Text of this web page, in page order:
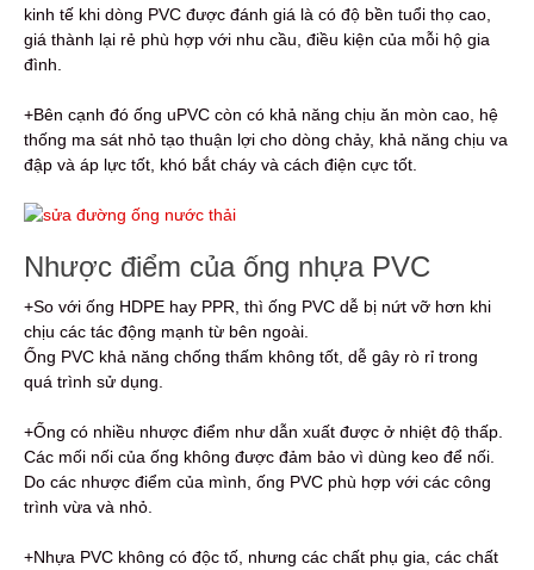
kinh tế khi dòng PVC được đánh giá là có độ bền tuổi thọ cao,
giá thành lại rẻ phù hợp với nhu cầu, điều kiện của mỗi hộ gia
đình.
+Bên cạnh đó ống uPVC còn có khả năng chịu ăn mòn cao, hệ
thống ma sát nhỏ tạo thuận lợi cho dòng chảy, khả năng chịu va
đập và áp lực tốt, khó bắt cháy và cách điện cực tốt.
Nhược điểm của ống nhựa PVC
+So với ống HDPE hay PPR, thì ống PVC dễ bị nứt vỡ hơn khi
chịu các tác động mạnh từ bên ngoài.
Ống PVC khả năng chống thấm không tốt, dễ gây rò rỉ trong
quá trình sử dụng.
+Ống có nhiều nhược điểm như dẫn xuất được ở nhiệt độ thấp.
Các mối nối của ống không được đảm bảo vì dùng keo để nối.
Do các nhược điểm của mình, ống PVC phù hợp với các công
trình vừa và nhỏ.
+Nhựa PVC không có độc tố, nhưng các chất phụ gia, các chất